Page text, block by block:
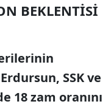
BEKLENTİSİ
SSK ve
18 zam oranını